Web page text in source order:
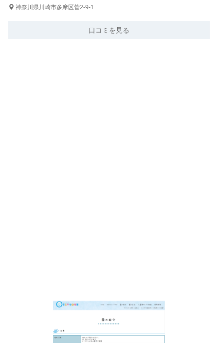
神奈川県川崎市多摩区菅2-9-1
口コミを見る